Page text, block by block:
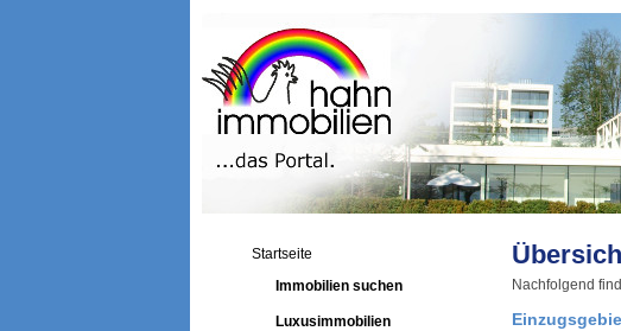
Startseite
Immobilien suchen
Luxusimmobilien
Nachfolgend